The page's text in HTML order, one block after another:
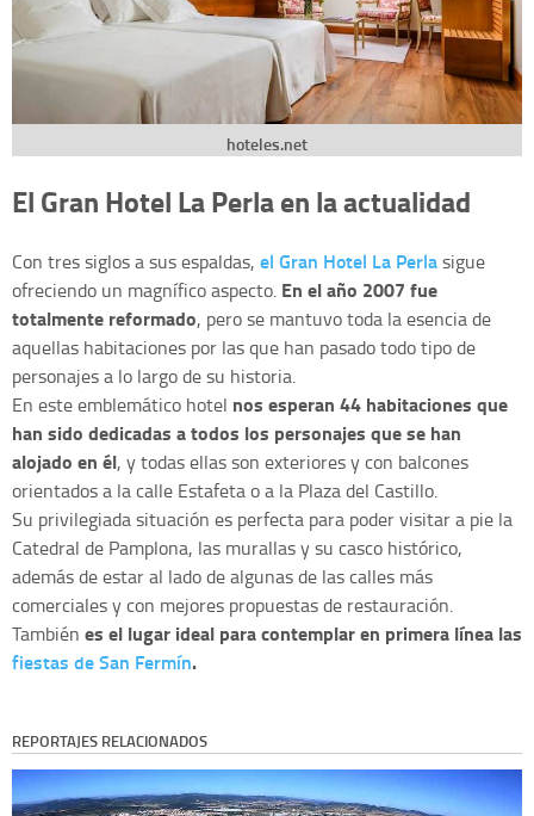
hoteles.net
El Gran Hotel La Perla en la actualidad
Con tres siglos a sus espaldas, el Gran Hotel La Perlasigue
ofreciendo un magnífico aspecto. En el año 2007 fue
totalmente reformado, pero se mantuvo toda la esencia de
aquellas habitaciones por las que han pasado todo tipo de
personajes a lo largo de su historia.
En este emblemático hotel nos esperan 44 habitaciones que
han sido dedicadas a todos los personajes que se han
alojado en él, y todas ellas son exteriores y con balcones
orientados a la calle Estafeta o a la Plaza del Castillo.
Su privilegiada situación es perfecta para poder visitar a pie la
Catedral de Pamplona, las murallas y su casco histórico,
además de estar al lado de algunas de las calles más
comerciales y con mejores propuestas de restauración.
También es el lugar ideal para contemplar en primera línea las
fiestas de San Fermín.
REPORTAJES RELACIONADOS